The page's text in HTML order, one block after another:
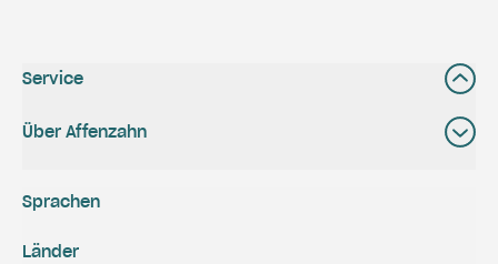
Service
Über Affenzahn
Sprachen
Länder